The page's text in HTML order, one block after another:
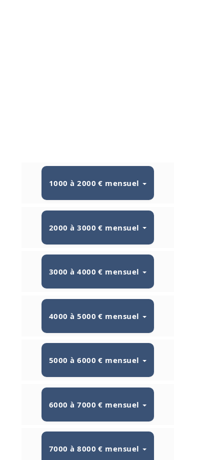
1000 à 2000 € mensuel
2000 à 3000 € mensuel
3000 à 4000 € mensuel
4000 à 5000 € mensuel
5000 à 6000 € mensuel
6000 à 7000 € mensuel
7000 à 8000 € mensuel